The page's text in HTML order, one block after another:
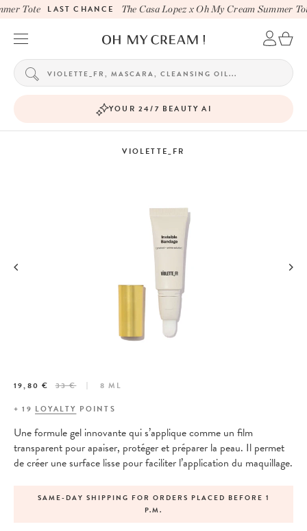
Tote LAST CHANCE The Casa Lopez x Oh My Cream Summer
YOUR 24/7 BEAUTY AI
VIOLETTE_FR
19,80 € 33 €
8 ML
+19 LOYALTY POINTS
Une formule gel innovante qui s’applique comme un film
transparent pour apaiser, protéger et préparer la peau. Il permet
de créer une surface lisse pour faciliter l’application du maquillage.
SAME-DAY SHIPPING FOR ORDERS PLACED BEFORE 1
P.M.